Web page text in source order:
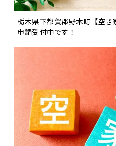
栃木県下都賀郡野木町【空き
申請受付中です！